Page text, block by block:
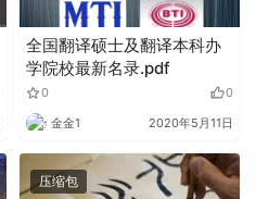
全国翻译硕士及翻译本科办
学院校最新名录.pdf
0 0
金金1 2020年5月11日
压缩包